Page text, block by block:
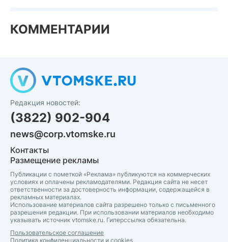
КОММЕНТАРИИ
Редакция новостей:
(3822) 902-904
news@corp.vtomske.ru
Контакты
Размещение рекламы
Публикации с пометкой «Реклама» публикуются на коммерческих
условиях и оплачены рекламодателями. Редакция сайта не несет
ответственности за достоверность информации, содержащейся в
рекламных материалах.
Использование материалов сайта разрешено только с письменного
разрешения редакции. При использовании материалов необходимо
указывать источник vtomske.ru. Гиперссылка обязательна.
Пользовательское соглашение
Политика конфиденциальности и cookies